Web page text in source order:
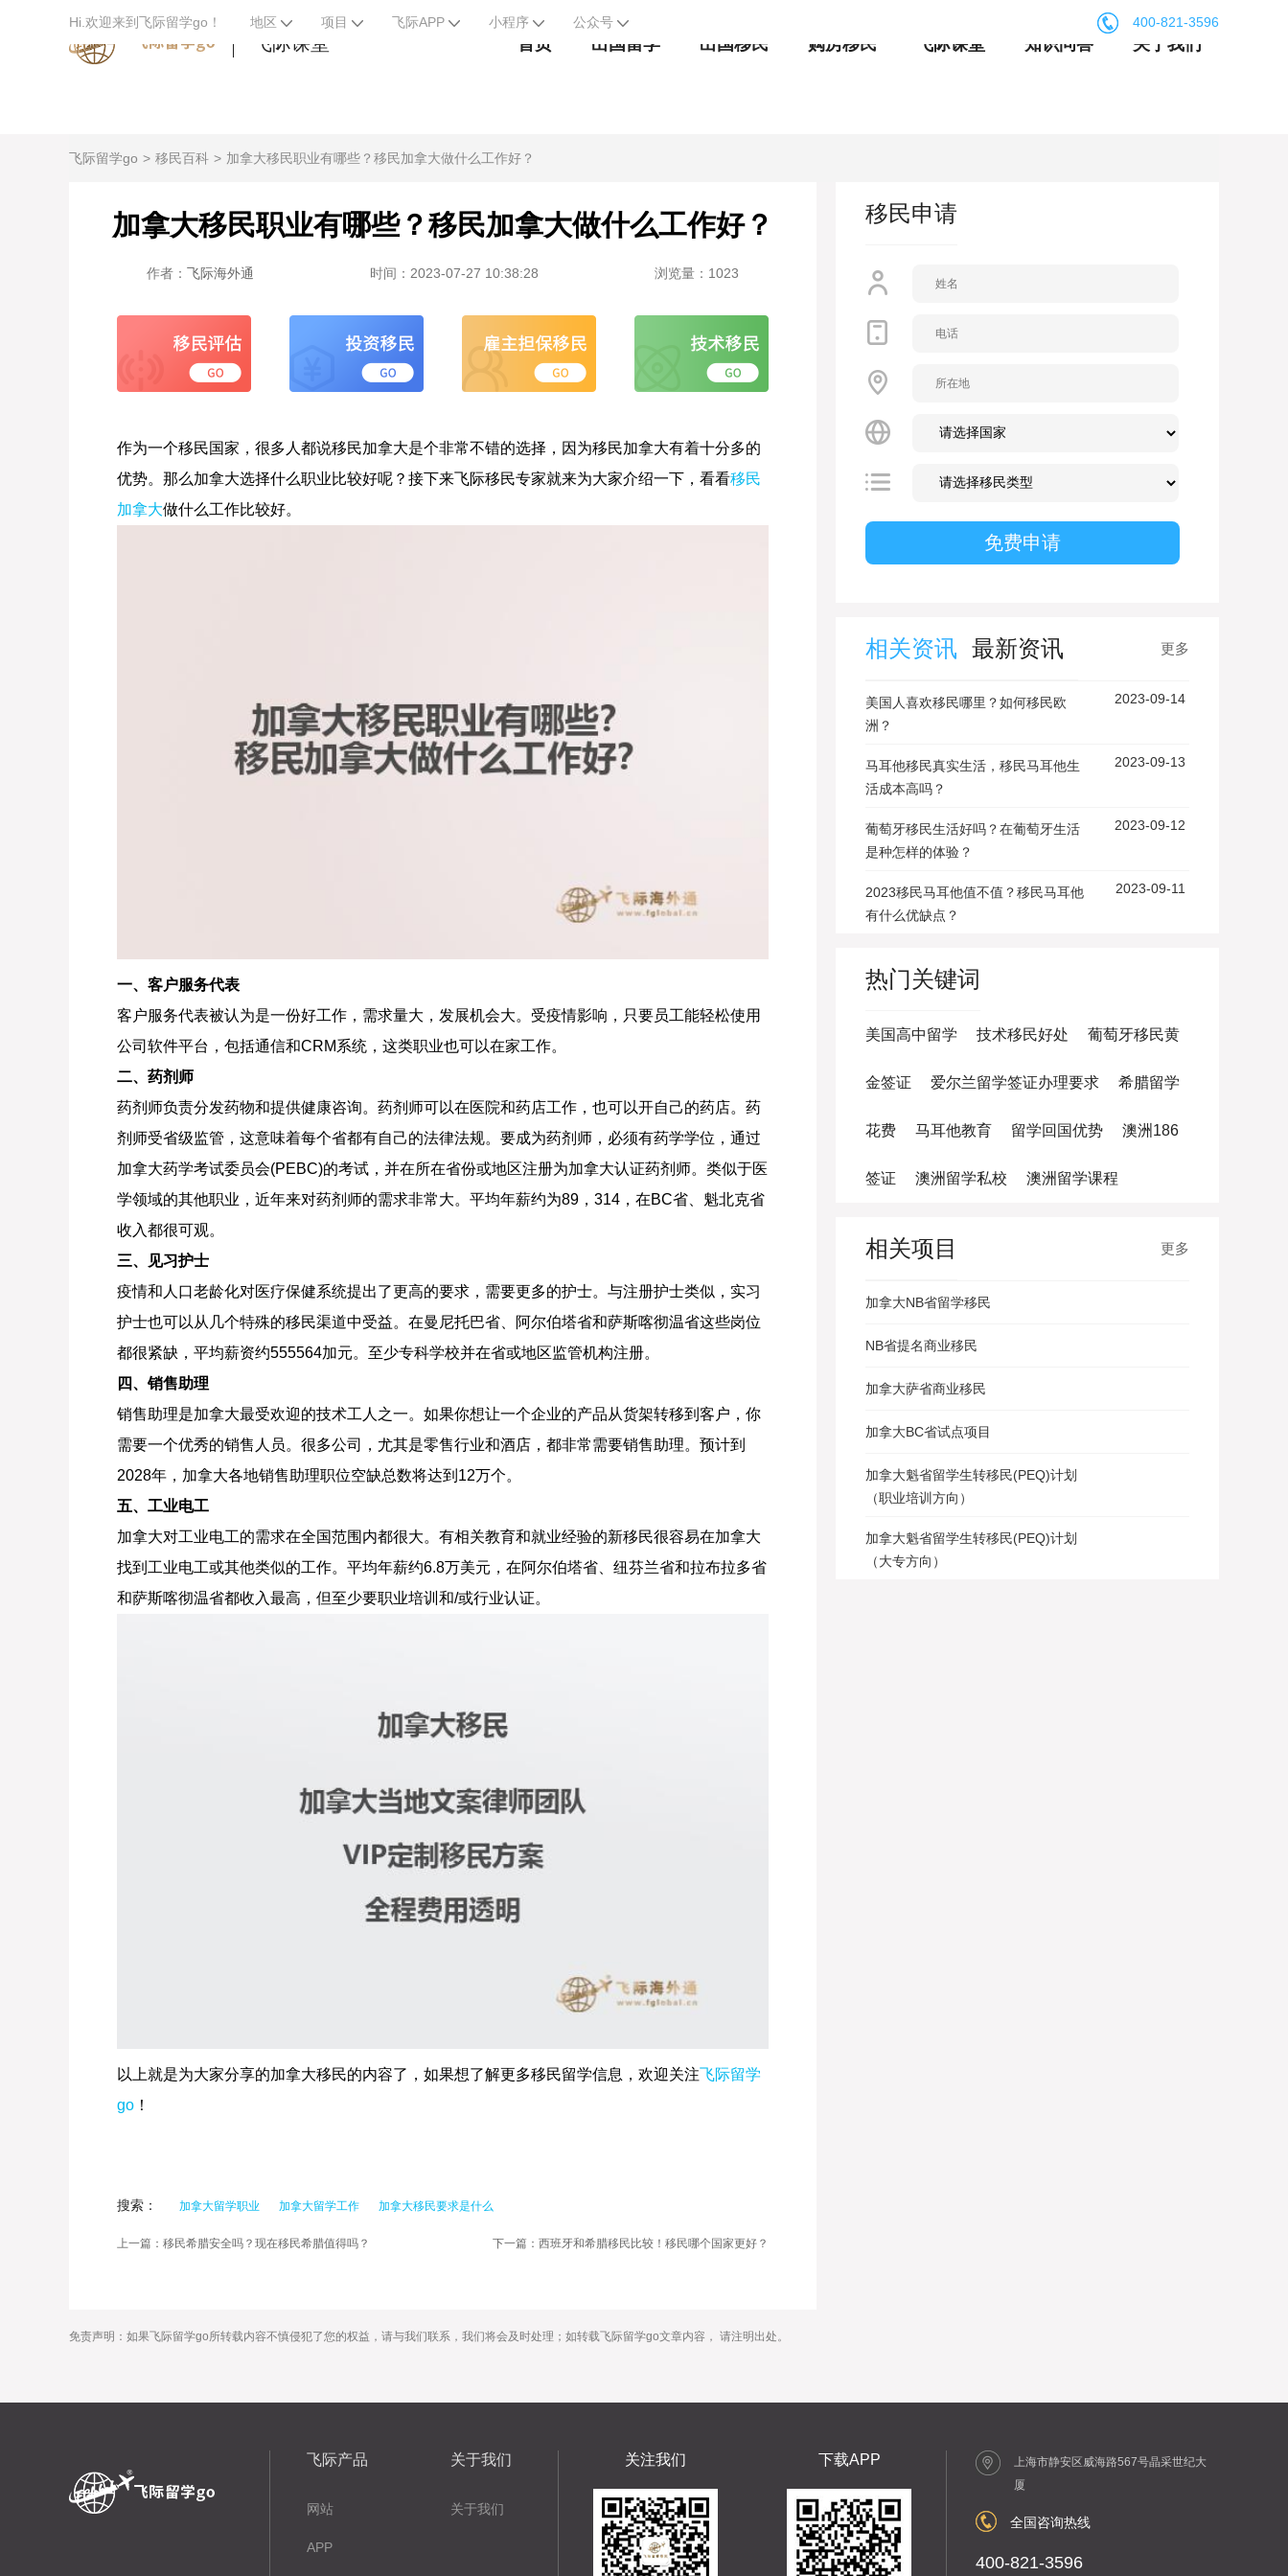
Hi.欢迎来到飞际留学go！ 地区 项目 飞际APP 小程序 公众号 400-821-3596
飞际课堂 首页 出国留学 出国移民 购房移民 飞际课堂 知识问答 关于我们
飞际留学go 移民百科 加拿大移民职业有哪些？移民加拿大做什么工作好？
加拿大移民职业有哪些？移民加拿大做什么工作好？
作者： 飞际海外通 时间：2023-07-27 10:38:28 浏览量：1023
作为一个移民国家，很多人都说移民加拿大是个非常不错的选择，因为移民加拿大有着十分多的
优势。那么加拿大选择什么职业比较好呢？接下来飞际移民专家就来为大家介绍一下，看看移民
加拿大做什么工作比较好。
一、客户服务代表
客户服务代表被认为是一份好工作，需求量大，发展机会大。受疫情影响，只要员工能轻松使用
公司软件平台，包括通信和CRM系统，这类职业也可以在家工作。
二、药剂师
药剂师负责分发药物和提供健康咨询。药剂师可以在医院和药店工作，也可以开自己的药店。药
剂师受省级监管，这意味着每个省都有自己的法律法规。要成为药剂师，必须有药学学位，通过
加拿大药学考试委员会(PEBC)的考试，并在所在省份或地区注册为加拿大认证药剂师。类似于医
学领域的其他职业，近年来对药剂师的需求非常大。平均年薪约为89，314，在BC省、魁北克省
收入都很可观。
三、见习护士
疫情和人口老龄化对医疗保健系统提出了更高的要求，需要更多的护士。与注册护士类似，实习
护士也可以从几个特殊的移民渠道中受益。在曼尼托巴省、阿尔伯塔省和萨斯喀彻温省这些岗位
都很紧缺，平均薪资约555564加元。至少专科学校并在省或地区监管机构注册。
四、销售助理
销售助理是加拿大最受欢迎的技术工人之一。如果你想让一个企业的产品从货架转移到客户，你
需要一个优秀的销售人员。很多公司，尤其是零售行业和酒店，都非常需要销售助理。预计到
2028年，加拿大各地销售助理职位空缺总数将达到12万个。
五、工业电工
加拿大对工业电工的需求在全国范围内都很大。有相关教育和就业经验的新移民很容易在加拿大
找到工业电工或其他类似的工作。平均年薪约6.8万美元，在阿尔伯塔省、纽芬兰省和拉布拉多省
和萨斯喀彻温省都收入最高，但至少要职业培训和/或行业认证。
以上就是为大家分享的加拿大移民的内容了，如果想了解更多移民留学信息，欢迎关注飞际留学
go ！
搜索： 加拿大留学职业 加拿大留学工作 加拿大移民要求是什么
上一篇：移民希腊安全吗？现在移民希腊值得吗？ 下一篇：西班牙和希腊移民比较！移民哪个国家更好？
免责声明：如果飞际留学go所转载内容不慎侵犯了您的权益，请与我们联系，我们将会及时处理；如转载飞际留学go文章内容， 请注明出处。
移民申请
相关资讯 最新资讯 更多
美国人喜欢移民哪里？如何移民欧
洲？
2023-09-14
马耳他移民真实生活，移民马耳他生
活成本高吗？
2023-09-13
葡萄牙移民生活好吗？在葡萄牙生活
是种怎样的体验？
2023-09-12
2023移民马耳他值不值？移民马耳他
有什么优缺点？
2023-09-11
热门关键词
美国高中留学 技术移民好处 葡萄牙移民黄
金签证 爱尔兰留学签证办理要求 希腊留学
花费 马耳他教育 留学回国优势 澳洲186
签证 澳洲留学私校 澳洲留学课程
相关项目 更多
加拿大NB省留学移民
NB省提名商业移民
加拿大萨省商业移民
加拿大BC省试点项目
加拿大魁省留学生转移民(PEQ)计划
（职业培训方向）
加拿大魁省留学生转移民(PEQ)计划
（大专方向）
飞际产品
网站
APP
关于我们
关于我们
关注我们 下载APP
上海市静安区威海路567号晶采世纪大
厦
全国咨询热线
400-821-3596